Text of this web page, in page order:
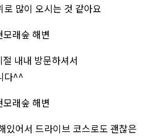
많이 오시는 것 같아요
내내 방문하셔서
다^^
있어서 드라이브 코스로도 괜찮은